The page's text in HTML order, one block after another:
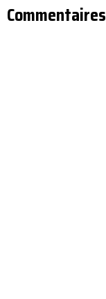
Commentaires